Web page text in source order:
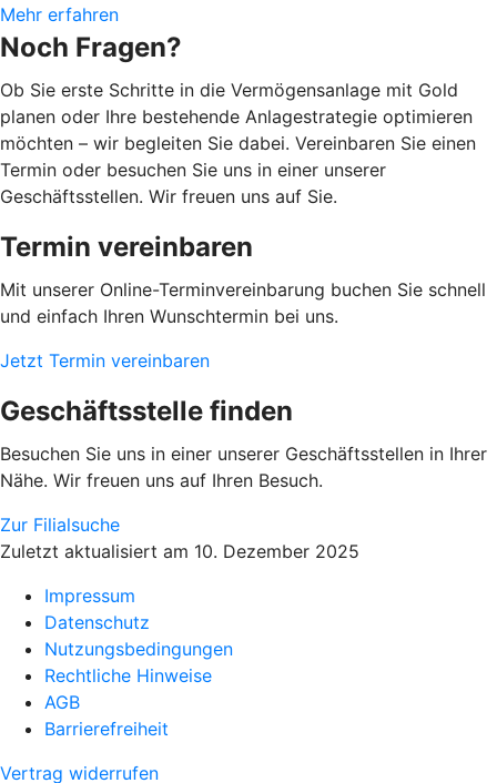
Mehr erfahren
Noch Fragen?
Ob Sie erste Schritte in die Vermögensanlage mit Gold
planen oder Ihre bestehende Anlagestrategie optimieren
möchten – wir begleiten Sie dabei. Vereinbaren Sie einen
Termin oder besuchen Sie uns in einer unserer
Geschäftsstellen. Wir freuen uns auf Sie.
Termin vereinbaren
Mit unserer Online-Terminvereinbarung buchen Sie schnell
und einfach Ihren Wunschtermin bei uns.
Jetzt Termin vereinbaren
Geschäftsstelle finden
Besuchen Sie uns in einer unserer Geschäftsstellen in Ihrer
Nähe. Wir freuen uns auf Ihren Besuch.
Zur Filialsuche
Zuletzt aktualisiert am 10. Dezember 2025
Impressum
Datenschutz
Nutzungsbedingungen
Rechtliche Hinweise
AGB
Barrierefreiheit
Vertrag widerrufen